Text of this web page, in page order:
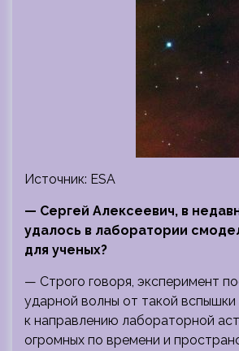
Источник: ESA
— Сергей Алексеевич, в
удалось в лаборатории
для ученых?
— Строго говоря, эксперимент
ударной волны от такой
к направлению лабораторной
огромных по времени и